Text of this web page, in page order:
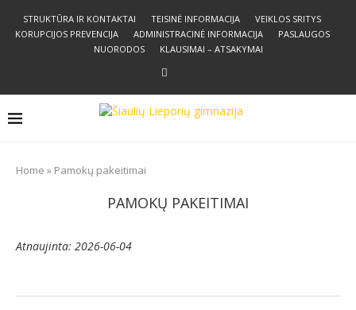
STRUKTŪRA IR KONTAKTAI TEISINĖ INFORMACIJA
VEIKLOS SRITYS
KORUPCIJOS PREVENCIJA
ADMINISTRACINĖ INFORMACIJA
PASLAUGOS
NUORODOS
KLAUSIMAI – ATSAKYMAI
Home » Pamokų pakeitimai
PAMOKŲ PAKEITIMAI
Atnaujinta: 2026-06-04